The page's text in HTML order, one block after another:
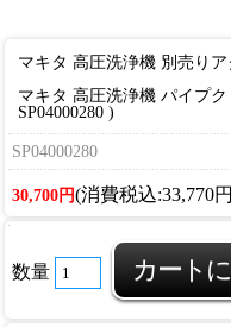
マキタ 高圧洗浄機 別売り
マキタ 高圧洗浄機 パイプ
SP04000280 )
SP04000280
30,700円(消費税込:33,770
数量